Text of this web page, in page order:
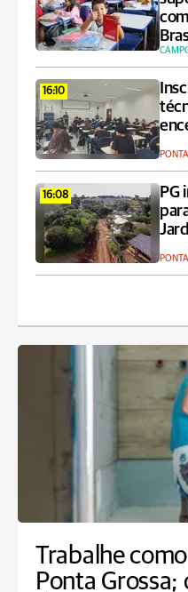
16:10
16:08
PG
Trabalhe
Ponta Grossa;